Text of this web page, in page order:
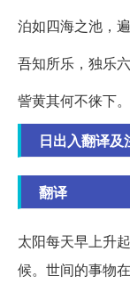
泊如四海之池，
吾知所乐，独乐
訾黄其何不徕下。
日出入翻译及
翻译
太阳每天早上升
候。世间的事物